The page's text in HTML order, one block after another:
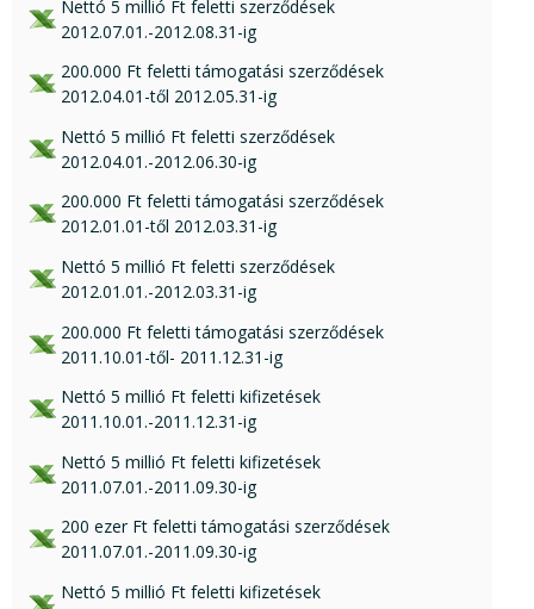
xls csatolmány:
Nettó 5 millió Ft feletti szerződések
2012.07.01.-2012.08.31-ig
xls csatolmány:
200.000 Ft feletti támogatási szerződések
2012.04.01-től 2012.05.31-ig
xls csatolmány:
Nettó 5 millió Ft feletti szerződések
2012.04.01.-2012.06.30-ig
xls csatolmány:
200.000 Ft feletti támogatási szerződések
2012.01.01-től 2012.03.31-ig
xls csatolmány:
Nettó 5 millió Ft feletti szerződések
2012.01.01.-2012.03.31-ig
xls csatolmány:
200.000 Ft feletti támogatási szerződések
2011.10.01-től- 2011.12.31-ig
xls csatolmány:
Nettó 5 millió Ft feletti kifizetések
2011.10.01.-2011.12.31-ig
xls csatolmány:
Nettó 5 millió Ft feletti kifizetések
2011.07.01.-2011.09.30-ig
xls csatolmány:
200 ezer Ft feletti támogatási szerződések
2011.07.01.-2011.09.30-ig
xls csatolmány:
Nettó 5 millió Ft feletti kifizetések